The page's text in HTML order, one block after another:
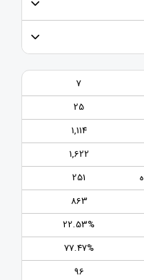
7
25
1,114
1,622
251
863
22.53%
77.47%
96